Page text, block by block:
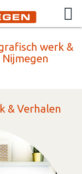
werk &
& Verhalen